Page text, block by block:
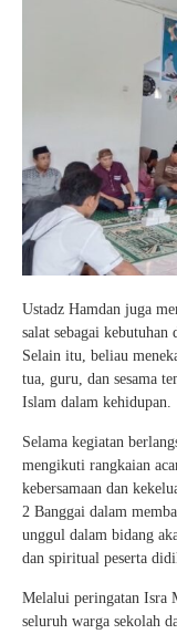
Ustadz Hamdan juga
salat sebagai kebutuhan
Selain itu, beliau
tua, guru, dan sesama
Islam dalam kehidupan.
Selama kegiatan
mengikuti rangkaian
kebersamaan dan
2 Banggai dalam
unggul dalam bidang
dan spiritual peserta
Melalui peringatan Isra
seluruh warga sekolah